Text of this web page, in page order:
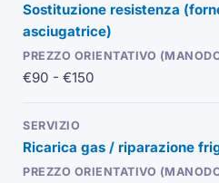
Sostituzione resistenza
asciugatrice)
€90 - €150
Ricarica gas / riparazione